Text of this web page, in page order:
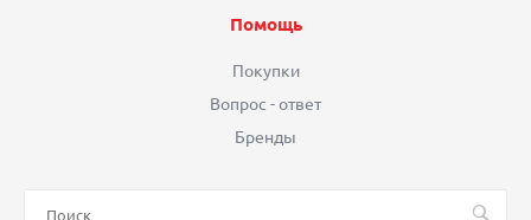
Помощь
Покупки
Вопрос - ответ
Бренды